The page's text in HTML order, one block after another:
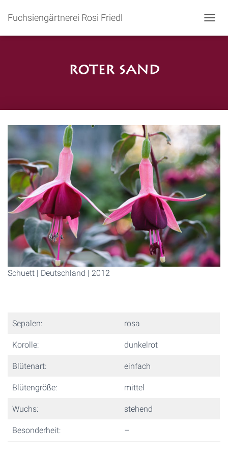
Fuchsiengärtnerei Rosi Friedl
A
M
S
C
H
A
L
T
E
N
Roter Sand
Schuett | Deutschland | 2012
Sepalen: rosa
Korolle: dunkelrot
Blütenart: einfach
Blütengröße: mittel
Wuchs: stehend
Besonderheit: –